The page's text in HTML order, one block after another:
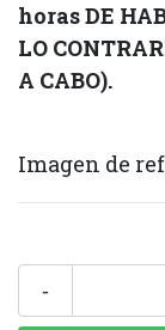
horas DE
LO
A CABO).
Imagen de
-